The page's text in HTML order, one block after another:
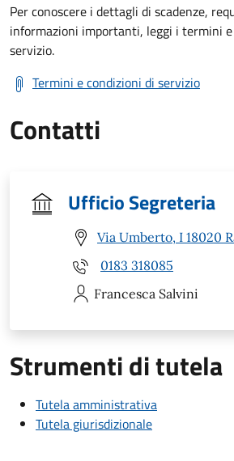
Per conoscere i dettagli di scadenze,
informazioni importanti, leggi i termini
servizio.
Termini e condizioni di servizio
Contatti
Ufficio Segreteria
Via Umberto, I 18020
0183 318085
Francesca Salvini
Strumenti di tutela
Tutela amministrativa
Tutela giurisdizionale